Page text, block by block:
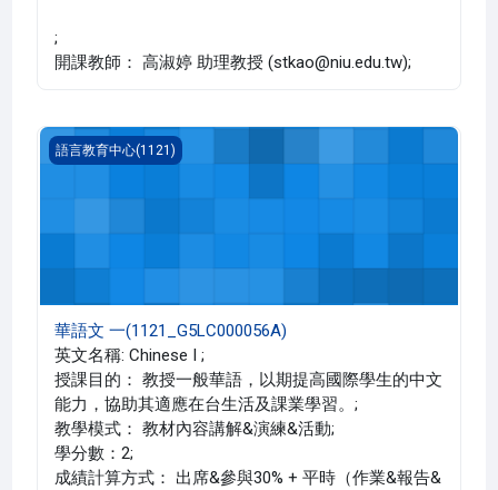
;
開課教師： 高淑婷 助理教授 (stkao@niu.edu.tw);
華語文 一(1121_G5LC000056A)
語言教育中心(1121)
華語文 一(1121_G5LC000056A)
英文名稱: Chinese I ;
授課目的： 教授一般華語，以期提高國際學生的中文
能力，協助其適應在台生活及課業學習。;
教學模式： 教材內容講解&演練&活動;
學分數：2;
成績計算方式： 出席&參與30% + 平時（作業&報告&